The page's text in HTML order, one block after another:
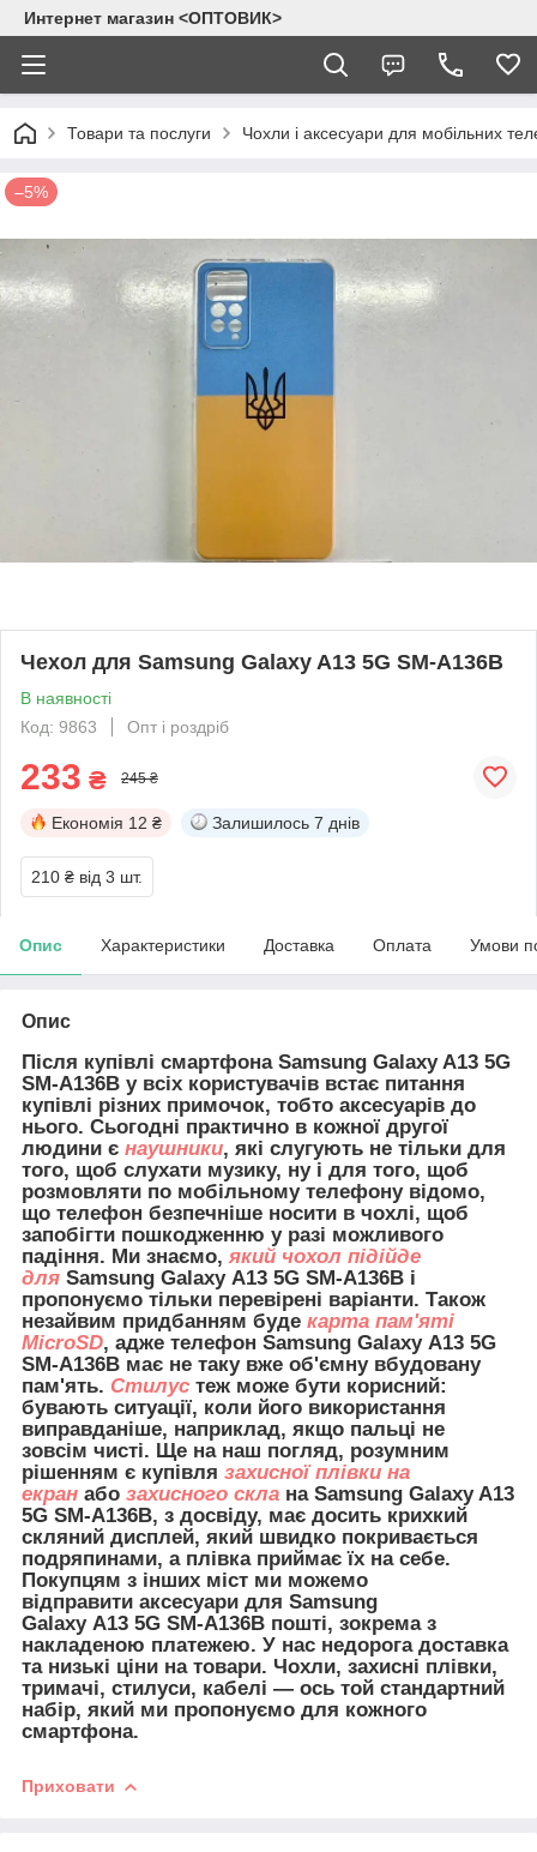
Интернет магазин <ОПТОВИК>
Товари та послуги Чохли і аксесуари для мобільних
–5%
Чехол для Samsung Galaxy A13 5G SM-A136B
В наявності
Код: 9863
Опт і роздріб
233 ₴ 245 ₴
Економія 12 ₴ Залишилось 7 днів
210 ₴ від 3 шт.
Опис Характеристики Доставка Оплата Умови
Опис
Після купівлі смартфона Samsung Galaxy A13 5G
SM-A136B у всіх користувачів встає питання
купівлі різних примочок, тобто аксесуарів до
нього. Сьогодні практично в кожної другої
людини є наушники, які слугують не тільки для
того, щоб слухати музику, ну і для того, щоб
розмовляти по мобільному телефону відомо,
що телефон безпечніше носити в чохлі, щоб
запобігти пошкодженню у разі можливого
падіння. Ми знаємо, який чохол підійде
для Samsung Galaxy A13 5G SM-A136B і
пропонуємо тільки перевірені варіанти. Також
незайвим придбанням буде карта пам'яті
MicroSD, адже телефон Samsung Galaxy A13 5G
SM-A136B має не таку вже об'ємну вбудовану
пам'ять. Стилус теж може бути корисний:
бувають ситуації, коли його використання
виправданіше, наприклад, якщо пальці не
зовсім чисті. Ще на наш погляд, розумним
рішенням є купівля захисної плівки на
екран або захисного скла на Samsung Galaxy A13
5G SM-A136B, з досвіду, має досить крихкий
скляний дисплей, який швидко покривається
подряпинами, а плівка приймає їх на себе.
Покупцям з інших міст ми можемо
відправити аксесуари для Samsung
Galaxy A13 5G SM-A136B пошті, зокрема з
накладеною платежею. У нас недорога доставка
та низькі ціни на товари. Чохли, захисні плівки,
тримачі, стилуси, кабелі — ось той стандартний
набір, який ми пропонуємо для кожного
смартфона.
Приховати